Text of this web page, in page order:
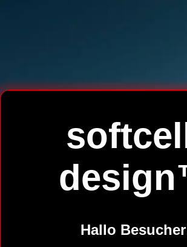
Hallo